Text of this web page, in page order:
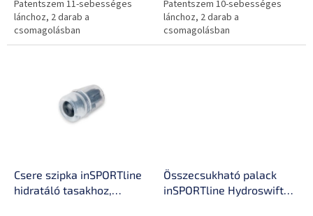
Patentszem 11-sebességes
lánchoz, 2 darab a
csomagolásban
Patentszem 10-sebességes
lánchoz, 2 darab a
csomagolásban
Csere szipka inSPORTline
hidratáló tasakhoz,
Összecsukható palack
inSPORTline Hydroswift